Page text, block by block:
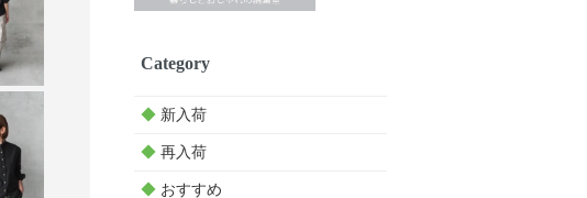
Category
◆ 新入荷
◆ 再入荷
◆ おすすめ